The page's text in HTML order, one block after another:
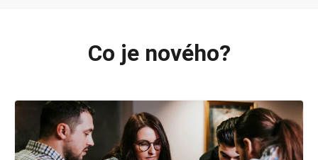
Co je nového?